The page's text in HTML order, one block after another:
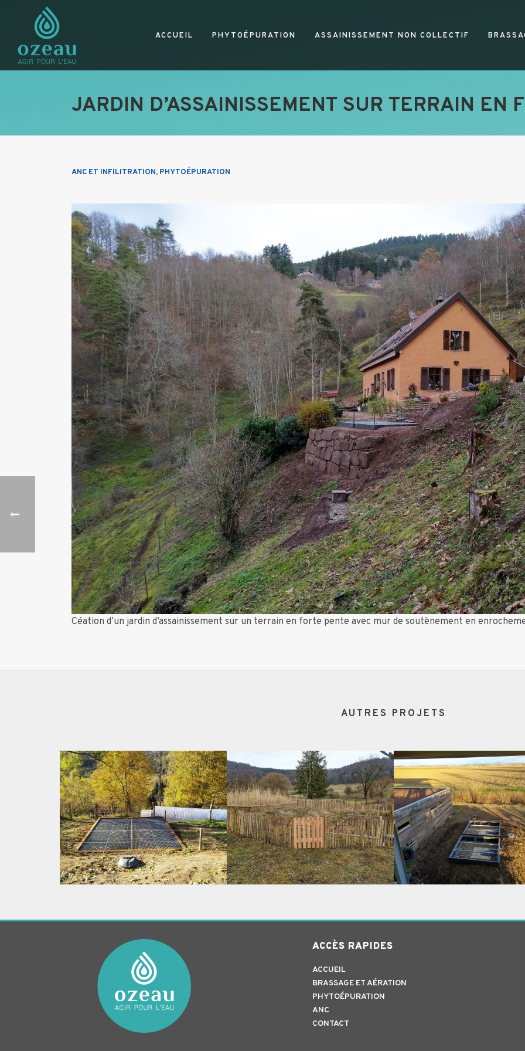
ACCUEIL PHYTOÉPURATION ASSAINISSEMENT NON COLLECTIF
JARDIN D’ASSAINISSEMENT SUR TERRAIN EN
ANC ET INFILITRATION, PHYTOÉPURATION
Céation d’un jardin d’assainissement sur un terrain en forte pente avec mur de soutènement en
AUTRES PROJETS
ACCÈS RAPIDES
ACCUEIL
BRASSAGE ET AÉRATION
PHYTOÉPURATION
ANC
CONTACT